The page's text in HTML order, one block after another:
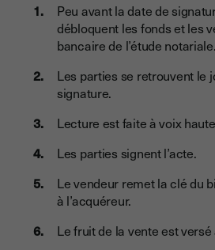
Peu avant la date de
débloquent les fonds et les
bancaire de l’étude notariale.
Les parties se retrouvent le
signature.
Lecture est faite à voix
Les parties signent l’acte.
Le vendeur remet la clé du
à l’acquéreur.
Le fruit de la vente est